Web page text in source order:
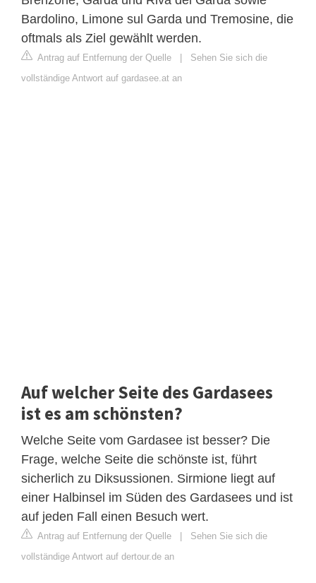
Bardolino, Limone sul Garda und Tremosine, die
oftmals als Ziel gewählt werden.
Antrag auf Entfernung der Quelle
Sehen Sie sich die
vollständige Antwort auf gardasee.at an
Auf welcher Seite des Gardasees
ist es am schönsten?
Welche Seite vom Gardasee ist besser? Die
Frage, welche Seite die schönste ist, führt
sicherlich zu Diksussionen. Sirmione liegt auf
einer Halbinsel im Süden des Gardasees und ist
auf jeden Fall einen Besuch wert.
Antrag auf Entfernung der Quelle
Sehen Sie sich die
vollständige Antwort auf dertour.de an